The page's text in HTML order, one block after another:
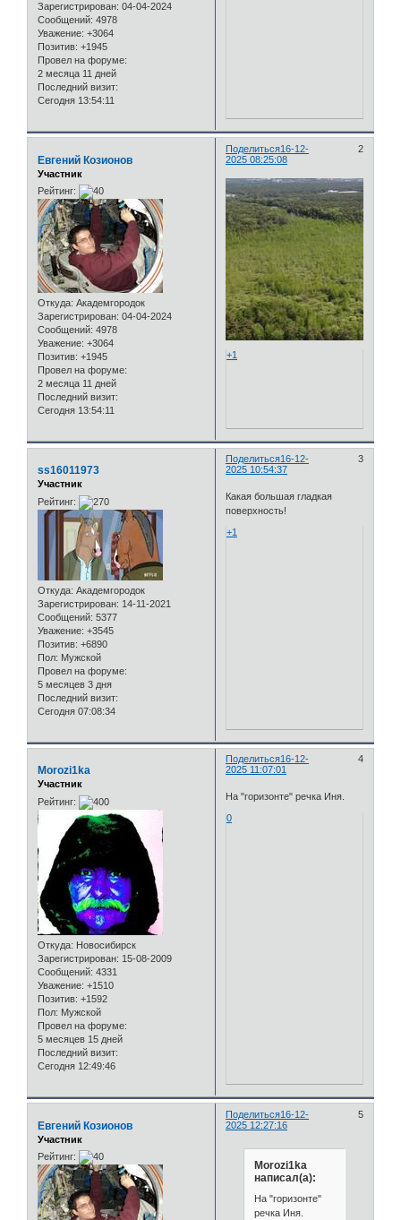
Зарегистрирован: 04-04-2024
Сообщений: 4978
Уважение: +3064
Позитив: +1945
Провел на форуме:
2 месяца 11 дней
Последний визит:
Сегодня 13:54:11
Поделиться 2
16-12-
2025 08:25:08
Евгений Козионов
Участник
Рейтинг:
Откуда: Академгородок
Зарегистрирован: 04-04-2024
Сообщений: 4978
Уважение: +3064
Позитив: +1945
Провел на форуме:
2 месяца 11 дней
Последний визит:
Сегодня 13:54:11
+1
Поделиться 3
16-12-
2025 10:54:37
ss16011973
Участник
Рейтинг:
Откуда: Академгородок
Зарегистрирован: 14-11-2021
Сообщений: 5377
Уважение: +3545
Позитив: +6890
Пол: Мужской
Провел на форуме:
5 месяцев 3 дня
Последний визит:
Сегодня 07:08:34
Какая большая гладкая
поверхность!
+1
Поделиться 4
16-12-
2025 11:07:01
Morozi1ka
Участник
Рейтинг:
Откуда: Новосибирск
Зарегистрирован: 15-08-2009
Сообщений: 4331
Уважение: +1510
Позитив: +1592
Пол: Мужской
Провел на форуме:
5 месяцев 15 дней
Последний визит:
Сегодня 12:49:46
На "горизонте" речка Иня.
0
Поделиться 5
16-12-
2025 12:27:16
Евгений Козионов
Участник
Рейтинг:
Morozi1ka
написал(а):
На "горизонте"
речка Иня.